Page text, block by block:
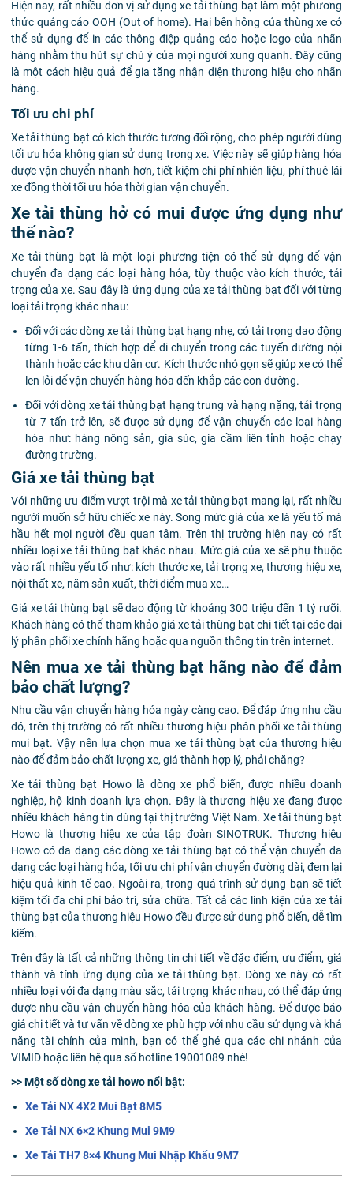
Hiện nay, rất nhiều đơn vị sử dụng xe tải thùng bạt làm một phương
thức quảng cáo OOH (Out of home). Hai bên hông của thùng xe có
thể sử dụng để in các thông điệp quảng cáo hoặc logo của nhãn
hàng nhằm thu hút sự chú ý của mọi người xung quanh. Đây cũng
là một cách hiệu quả để gia tăng nhận diện thương hiệu cho nhãn
hàng.
Tối ưu chi phí
Xe tải thùng bạt có kích thước tương đối rộng, cho phép người dùng
tối ưu hóa không gian sử dụng trong xe. Việc này sẽ giúp hàng hóa
được vận chuyển nhanh hơn, tiết kiệm chi phí nhiên liệu, phí thuê lái
xe đồng thời tối ưu hóa thời gian vận chuyển.
Xe tải thùng hở có mui được ứng dụng như
thế nào?
Xe tải thùng bạt là một loại phương tiện có thể sử dụng để vận
chuyển đa dạng các loại hàng hóa, tùy thuộc vào kích thước, tải
trọng của xe. Sau đây là ứng dụng của xe tải thùng bạt đối với từng
loại tải trọng khác nhau:
Đối với các dòng xe tải thùng bạt hạng nhẹ, có tải trọng dao động
từng 1-6 tấn, thích hợp để di chuyển trong các tuyến đường nội
thành hoặc các khu dân cư. Kích thước nhỏ gọn sẽ giúp xe có thể
len lỏi để vận chuyển hàng hóa đến khắp các con đường.
Đối với dòng xe tải thùng bạt hạng trung và hạng nặng, tải trọng
từ 7 tấn trở lên, sẽ được sử dụng để vận chuyển các loại hàng
hóa như: hàng nông sản, gia súc, gia cầm liên tỉnh hoặc chạy
đường trường.
Giá xe tải thùng bạt
Với những ưu điểm vượt trội mà xe tải thùng bạt mang lại, rất nhiều
người muốn sở hữu chiếc xe này. Song mức giá của xe là yếu tố mà
hầu hết mọi người đều quan tâm. Trên thị trường hiện nay có rất
nhiều loại xe tải thùng bạt khác nhau. Mức giá của xe sẽ phụ thuộc
vào rất nhiều yếu tố như: kích thước xe, tải trọng xe, thương hiệu xe,
nội thất xe, năm sản xuất, thời điểm mua xe…
Giá xe tải thùng bạt sẽ dao động từ khoảng 300 triệu đến 1 tỷ rưỡi.
Khách hàng có thể tham khảo giá xe tải thùng bạt chi tiết tại các đại
lý phân phối xe chính hãng hoặc qua nguồn thông tin trên internet.
Nên mua xe tải thùng bạt hãng nào để đảm
bảo chất lượng?
Nhu cầu vận chuyển hàng hóa ngày càng cao. Để đáp ứng nhu cầu
đó, trên thị trường có rất nhiều thương hiệu phân phối xe tải thùng
mui bạt. Vậy nên lựa chọn mua xe tải thùng bạt của thương hiệu
nào để đảm bảo chất lượng xe, giá thành hợp lý, phải chăng?
Xe tải thùng bạt Howo là dòng xe phổ biến, được nhiều doanh
nghiệp, hộ kinh doanh lựa chọn. Đây là thương hiệu xe đang được
nhiều khách hàng tin dùng tại thị trường Việt Nam. Xe tải thùng bạt
Howo là thương hiệu xe của tập đoàn SINOTRUK. Thương hiệu
Howo có đa dạng các dòng xe tải thùng bạt có thể vận chuyển đa
dạng các loại hàng hóa, tối ưu chi phí vận chuyển đường dài, đem lại
hiệu quả kinh tế cao. Ngoài ra, trong quá trình sử dụng bạn sẽ tiết
kiệm tối đa chi phí bảo trì, sửa chữa. Tất cả các linh kiện của xe tải
thùng bạt của thương hiệu Howo đều được sử dụng phổ biến, dễ tìm
kiếm.
Trên đây là tất cả những thông tin chi tiết về đặc điểm, ưu điểm, giá
thành và tính ứng dụng của xe tải thùng bạt. Dòng xe này có rất
nhiều loại với đa dạng màu sắc, tải trọng khác nhau, có thể đáp ứng
được nhu cầu vận chuyển hàng hóa của khách hàng. Để được báo
giá chi tiết và tư vấn về dòng xe phù hợp với nhu cầu sử dụng và khả
năng tài chính của mình, bạn có thể ghé qua các chi nhánh của
VIMID hoặc liên hệ qua số hotline 19001089 nhé!
>> Một số dòng xe tải howo nổi bật:
Xe Tải NX 4X2 Mui Bạt 8M5
Xe Tải NX 6×2 Khung Mui 9M9
Xe Tải TH7 8×4 Khung Mui Nhập Khẩu 9M7